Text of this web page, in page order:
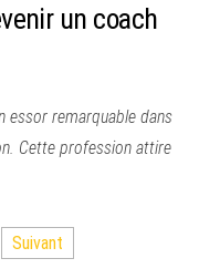
un coach
essor remarquable dans
Cette profession attire
Suivant